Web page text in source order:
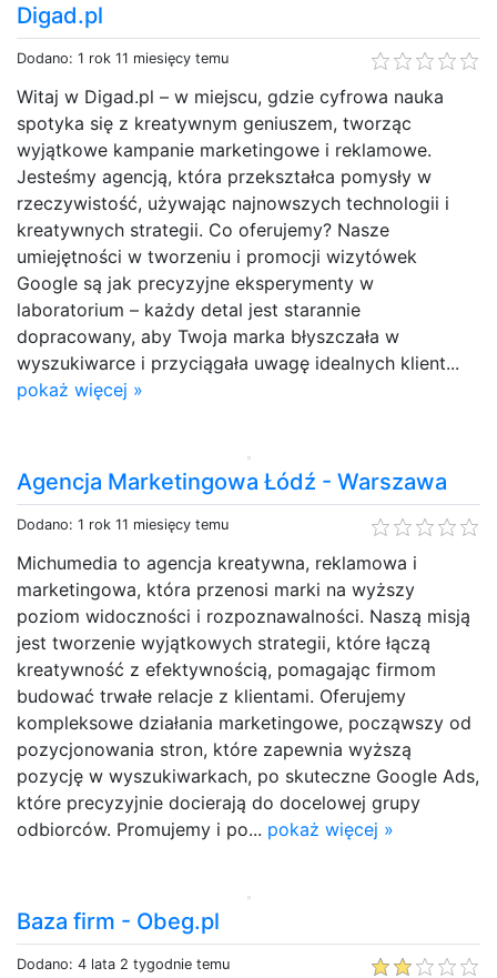
Digad.pl
Dodano: 1 rok 11 miesięcy temu
Witaj w Digad.pl – w miejscu, gdzie cyfrowa nauka
spotyka się z kreatywnym geniuszem, tworząc
wyjątkowe kampanie marketingowe i reklamowe.
Jesteśmy agencją, która przekształca pomysły w
rzeczywistość, używając najnowszych technologii i
kreatywnych strategii. Co oferujemy? Nasze
umiejętności w tworzeniu i promocji wizytówek
Google są jak precyzyjne eksperymenty w
laboratorium – każdy detal jest starannie
dopracowany, aby Twoja marka błyszczała w
wyszukiwarce i przyciągała uwagę idealnych klient...
pokaż więcej »
Agencja Marketingowa Łódź - Warszawa
Dodano: 1 rok 11 miesięcy temu
Michumedia to agencja kreatywna, reklamowa i
marketingowa, która przenosi marki na wyższy
poziom widoczności i rozpoznawalności. Naszą misją
jest tworzenie wyjątkowych strategii, które łączą
kreatywność z efektywnością, pomagając firmom
budować trwałe relacje z klientami. Oferujemy
kompleksowe działania marketingowe, począwszy od
pozycjonowania stron, które zapewnia wyższą
pozycję w wyszukiwarkach, po skuteczne Google Ads,
które precyzyjnie docierają do docelowej grupy
odbiorców. Promujemy i po... pokaż więcej »
Baza firm - Obeg.pl
Dodano: 4 lata 2 tygodnie temu